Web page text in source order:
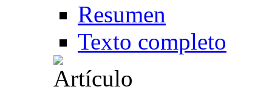
Resumen
Texto completo